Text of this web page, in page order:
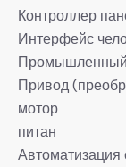
Контроллер
Интерфейс
Привод
мотор
питан
Автоматизация